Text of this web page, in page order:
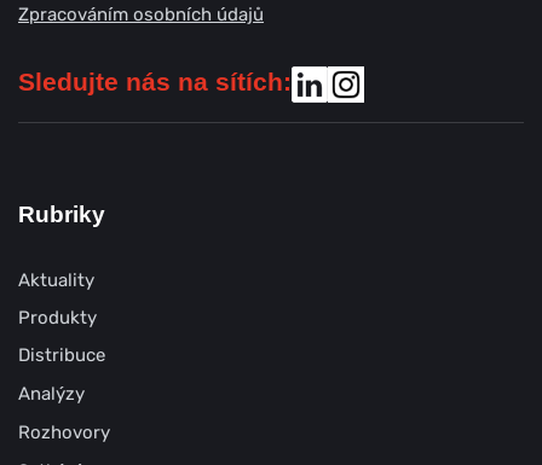
Zpracováním osobních údajů
Sledujte nás na sítích:
Rubriky
Aktuality
Produkty
Distribuce
Analýzy
Rozhovory